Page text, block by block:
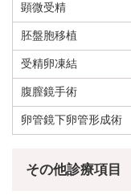
顕微受精
胚盤胞移植
受精卵凍結
腹膣鏡手術
卵管鏡下卵管形成術
その他診療項目